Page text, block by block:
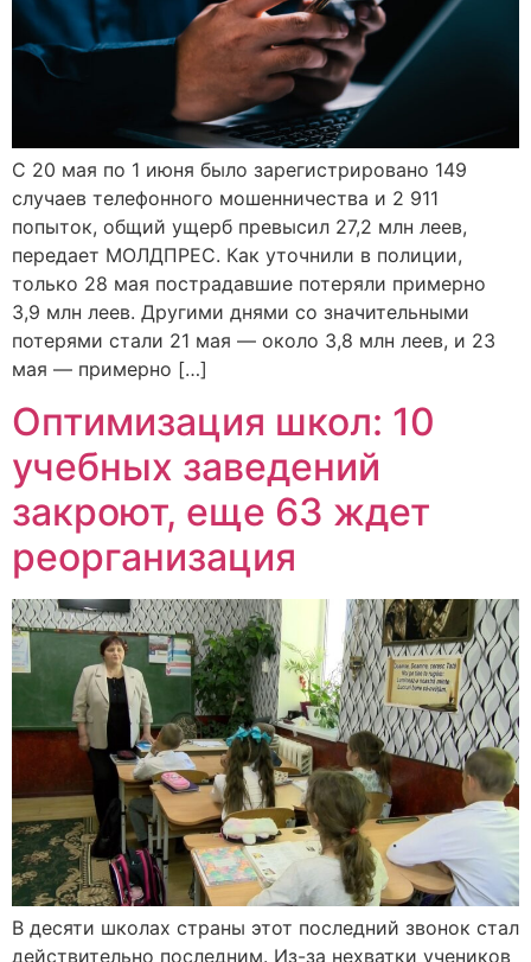
С 20 мая по 1 июня было зарегистрировано 149
случаев телефонного мошенничества и 2 911
попыток, общий ущерб превысил 27,2 млн леев,
передает МОЛДПРЕС. Как уточнили в полиции,
только 28 мая пострадавшие потеряли примерно
3,9 млн леев. Другими днями со значительными
потерями стали 21 мая — около 3,8 млн леев, и 23
мая — примерно […]
Оптимизация школ: 10
учебных заведений
закроют, еще 63 ждет
реорганизация
В десяти школах страны этот последний звонок стал
действительно последним. Из-за нехватки учеников